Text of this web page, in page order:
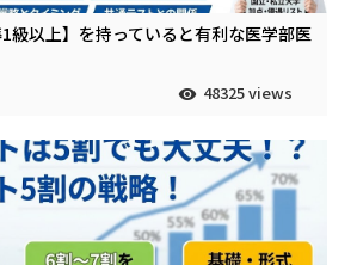
級以上】を持っていると有利な医学部医
48325 views